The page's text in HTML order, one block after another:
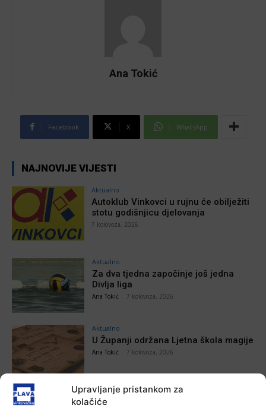
Upravljanje pristankom za
kolačiće
Ana Tokić
Facebook X WhatsApp
NAJNOVIJE VIJESTI
Aktualno
Autoklub Vinkovci u rujnu će obilježiti
stotu godišnjicu djelovanja
7 kolovoza, 2026
Aktualno
Za dva tjedna započinje još jedna
Divlja liga
Ana Tokić 7 kolovoza, 2026
Aktualno
U Županji održana Ljetna škola magije
Ana Tokić 7 kolovoza, 2026
Aktualno
Zbog niskog vodostaja otežana